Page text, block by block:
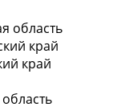
область
край
край